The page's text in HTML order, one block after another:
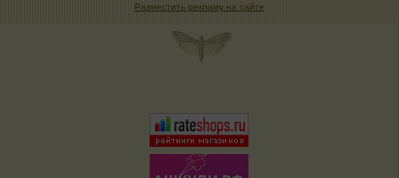
Разместить рекламу на сайте